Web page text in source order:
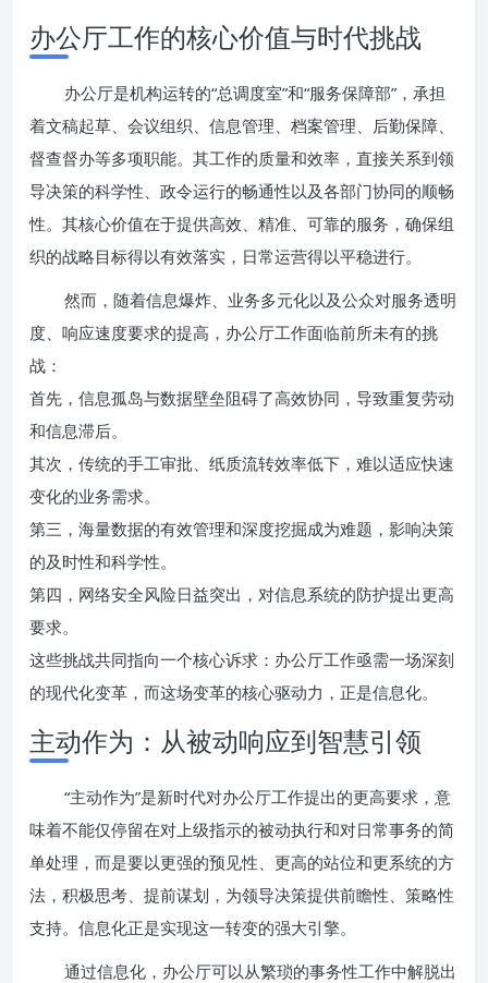
办公厅工作的核心价值与时代挑战
办公厅是机构运转的“总调度室”和“服务保障部”，承担
着文稿起草、会议组织、信息管理、档案管理、后勤保障、
督查督办等多项职能。其工作的质量和效率，直接关系到领
导决策的科学性、政令运行的畅通性以及各部门协同的顺畅
性。其核心价值在于提供高效、精准、可靠的服务，确保组
织的战略目标得以有效落实，日常运营得以平稳进行。
然而，随着信息爆炸、业务多元化以及公众对服务透明
度、响应速度要求的提高，办公厅工作面临前所未有的挑
战：
首先，信息孤岛与数据壁垒阻碍了高效协同，导致重复劳动
和信息滞后。
其次，传统的手工审批、纸质流转效率低下，难以适应快速
变化的业务需求。
第三，海量数据的有效管理和深度挖掘成为难题，影响决策
的及时性和科学性。
第四，网络安全风险日益突出，对信息系统的防护提出更高
要求。
这些挑战共同指向一个核心诉求：办公厅工作亟需一场深刻
的现代化变革，而这场变革的核心驱动力，正是信息化。
主动作为：从被动响应到智慧引领
“主动作为”是新时代对办公厅工作提出的更高要求，意
味着不能仅停留在对上级指示的被动执行和对日常事务的简
单处理，而是要以更强的预见性、更高的站位和更系统的方
法，积极思考、提前谋划，为领导决策提供前瞻性、策略性
支持。信息化正是实现这一转变的强大引擎。
通过信息化，办公厅可以从繁琐的事务性工作中解脱出